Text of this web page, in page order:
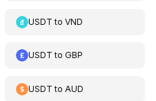
USDT toVND
USDT toGBP
USDT to AUD